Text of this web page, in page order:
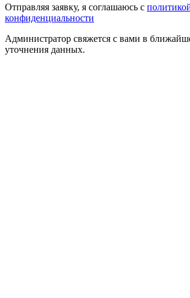
Отправляя заявку, я соглашаюсь с
конфиденциальности
Администратор свяжется с вами в
уточнения данных.